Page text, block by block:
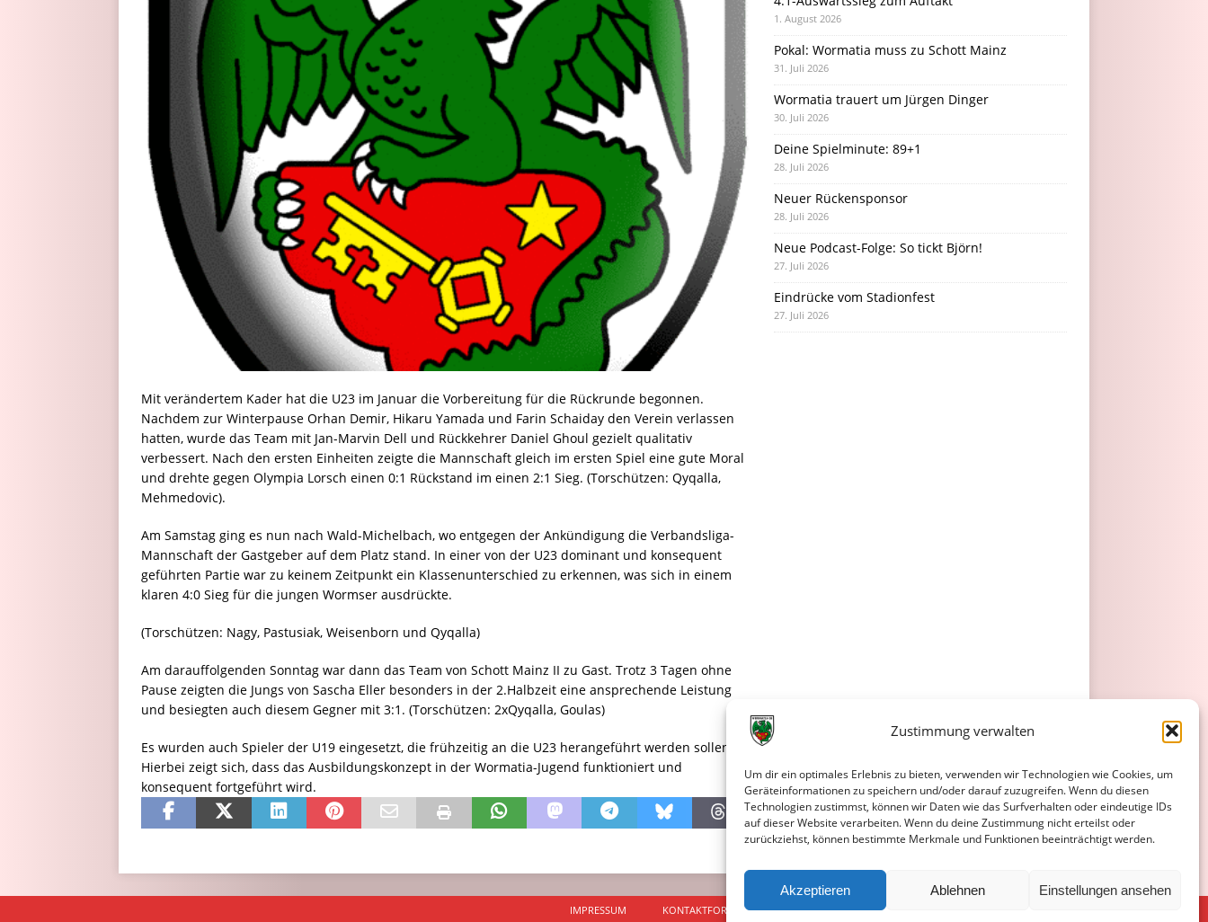
Zustimmung verwalten
Um dir ein optimales Erlebnis zu bieten, verwenden wir Technologien wie Cookies, um
Geräteinformationen zu speichern und/oder darauf zuzugreifen. Wenn du diesen
Technologien zustimmst, können wir Daten wie das Surfverhalten oder eindeutige IDs
auf dieser Website verarbeiten. Wenn du deine Zustimmung nicht erteilst oder
zurückziehst, können bestimmte Merkmale und Funktionen beeinträchtigt werden.
Akzeptieren Ablehnen Einstellungen ansehen
Mit verändertem Kader hat die U23 im Januar die Vorbereitung für die Rückrunde begonnen.
Nachdem zur Winterpause Orhan Demir, Hikaru Yamada und Farin Schaiday den Verein verlassen
hatten, wurde das Team mit Jan-Marvin Dell und Rückkehrer Daniel Ghoul gezielt qualitativ
verbessert. Nach den ersten Einheiten zeigte die Mannschaft gleich im ersten Spiel eine gute Moral
und drehte gegen Olympia Lorsch einen 0:1 Rückstand im einen 2:1 Sieg. (Torschützen: Qyqalla,
Mehmedovic).
Am Samstag ging es nun nach Wald-Michelbach, wo entgegen der Ankündigung die Verbandsliga-
Mannschaft der Gastgeber auf dem Platz stand. In einer von der U23 dominant und konsequent
geführten Partie war zu keinem Zeitpunkt ein Klassenunterschied zu erkennen, was sich in einem
klaren 4:0 Sieg für die jungen Wormser ausdrückte.
(Torschützen: Nagy, Pastusiak, Weisenborn und Qyqalla)
Am darauffolgenden Sonntag war dann das Team von Schott Mainz II zu Gast. Trotz 3 Tagen ohne
Pause zeigten die Jungs von Sascha Eller besonders in der 2.Halbzeit eine ansprechende Leistung
und besiegten auch diesem Gegner mit 3:1. (Torschützen: 2xQyqalla, Goulas)
Es wurden auch Spieler der U19 eingesetzt, die frühzeitig an die U23 herangeführt werden sollen.
Hierbei zeigt sich, dass das Ausbildungskonzept in der Wormatia-Jugend funktioniert und
konsequent fortgeführt wird.
1. August 2026
Pokal: Wormatia muss zu Schott Mainz
31. Juli 2026
Wormatia trauert um Jürgen Dinger
30. Juli 2026
Deine Spielminute: 89+1
28. Juli 2026
Neuer Rückensponsor
28. Juli 2026
Neue Podcast-Folge: So tickt Björn!
27. Juli 2026
Eindrücke vom Stadionfest
27. Juli 2026
IMPRESSUM KONTAKTFORMULAR DATENSCHUTZERKLÄRUNG